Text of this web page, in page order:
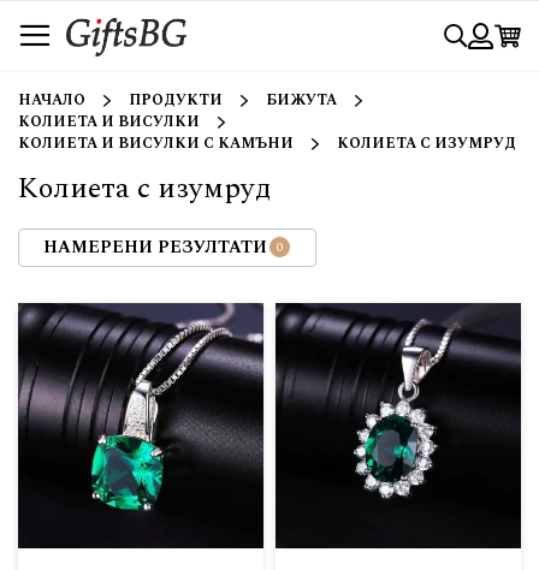
към
съдържанието
Търси
НАЧАЛО ПРОДУКТИ
БИЖУТА
КОЛИЕТА И ВИСУЛКИ
КОЛИЕТА И ВИСУЛКИ С КАМЪНИ
КОЛИЕТА С ИЗУМРУД
Колиета с изумруд
НАМЕРЕНИ РЕЗУЛТАТИ